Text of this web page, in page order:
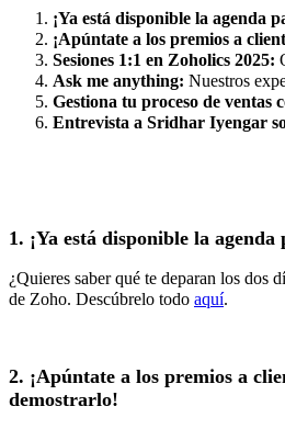
¡Ya está disponible la agenda
¡Apúntate a los premios a
Sesiones 1:1 en Zoholics 2025:
Ask me anything: Nuestros
Gestiona tu proceso de ventas
Entrevista a Sridhar Iyengar
1. ¡Ya está disponible la
¿Quieres saber qué te deparan los dos
de Zoho. Descúbrelo todo aquí.
2. ¡Apúntate a los premios a
demostrarlo!